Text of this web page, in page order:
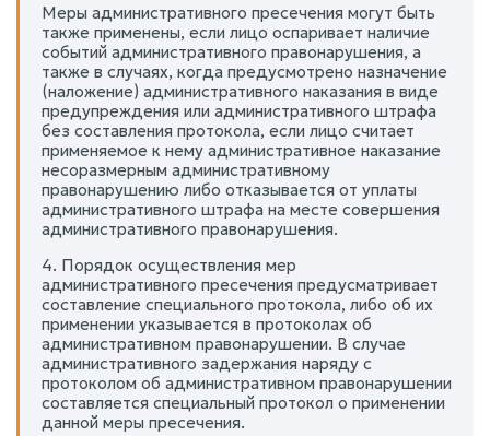
Меры административного пресечения могут быть
также применены, если лицо оспаривает наличие
событий административного правонарушения, а
также в случаях, когда предусмотрено назначение
(наложение) административного наказания в виде
предупреждения или административного штрафа
без составления протокола, если лицо считает
применяемое к нему административное наказание
несоразмерным административному
правонарушению либо отказывается от уплаты
административного штрафа на месте совершения
административного правонарушения.
4. Порядок осуществления мер
административного пресечения предусматривает
составление специального протокола, либо об их
применении указывается в протоколах об
административном правонарушении. В случае
административного задержания наряду с
протоколом об административном правонарушении
составляется специальный протокол о применении
данной меры пресечения.